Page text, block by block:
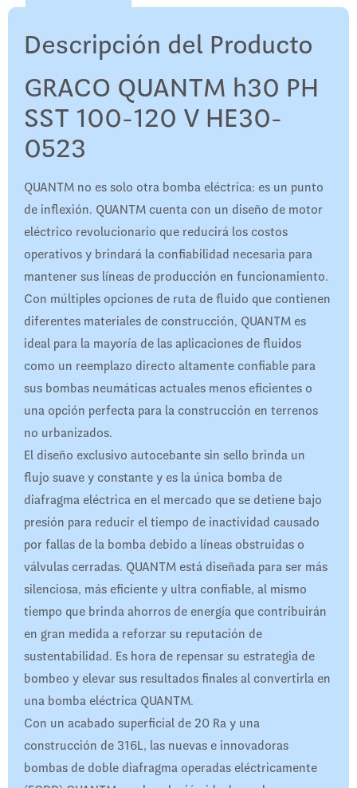
Descripción del Producto
GRACO QUANTM h30 PH
SST 100-120 V HE30-
0523
QUANTM no es solo otra bomba eléctrica: es un punto
de inflexión. QUANTM cuenta con un diseño de motor
eléctrico revolucionario que reducirá los costos
operativos y brindará la confiabilidad necesaria para
mantener sus líneas de producción en funcionamiento.
Con múltiples opciones de ruta de fluido que contienen
diferentes materiales de construcción, QUANTM es
ideal para la mayoría de las aplicaciones de fluidos
como un reemplazo directo altamente confiable para
sus bombas neumáticas actuales menos eficientes o
una opción perfecta para la construcción en terrenos
no urbanizados.
El diseño exclusivo autocebante sin sello brinda un
flujo suave y constante y es la única bomba de
diafragma eléctrica en el mercado que se detiene bajo
presión para reducir el tiempo de inactividad causado
por fallas de la bomba debido a líneas obstruidas o
válvulas cerradas. QUANTM está diseñada para ser más
silenciosa, más eficiente y ultra confiable, al mismo
tiempo que brinda ahorros de energía que contribuirán
en gran medida a reforzar su reputación de
sustentabilidad. Es hora de repensar su estrategia de
bombeo y elevar sus resultados finales al convertirla en
una bomba eléctrica QUANTM.
Con un acabado superficial de 20 Ra y una
construcción de 316L, las nuevas e innovadoras
bombas de doble diafragma operadas eléctricamente